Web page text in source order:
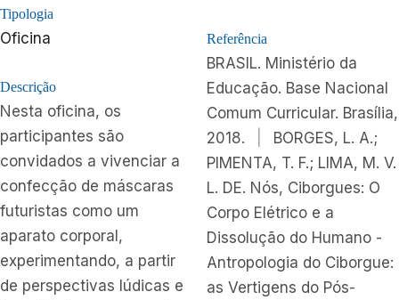
Tipologia
Oficina
Descrição
Nesta oficina, os
participantes são
convidados a vivenciar a
confecção de máscaras
futuristas como um
aparato corporal,
experimentando, a partir
de perspectivas lúdicas e
Referência
BRASIL. Ministério da
Educação. Base Nacional
Comum Curricular. Brasília,
2018.
BORGES, L. A.;
PIMENTA, T. F.; LIMA, M. V.
L. DE. Nós, Ciborgues: O
Corpo Elétrico e a
Dissolução do Humano -
Antropologia do Ciborgue:
as Vertigens do Pós-